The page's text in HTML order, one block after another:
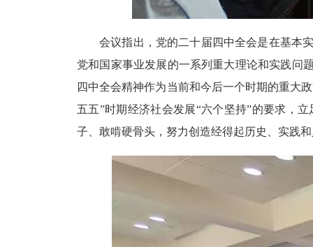
会议指出，党的二十届四中全会是在基本
党和国家事业发展的一系列重大理论和实践问
四中全会精神作为当前和今后一个时期的重大
五五”时期经济社会发展“六个坚持”的要求，
子、敢啃硬骨头，努力创造经得起历史、实践